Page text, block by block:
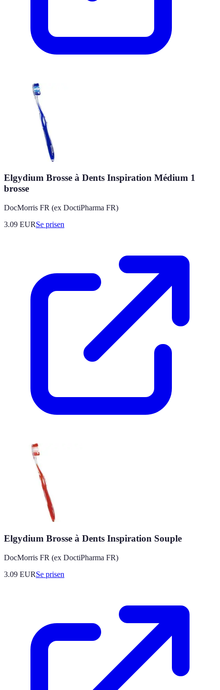
Elgydium Brosse à Dents Inspiration Médium 1
brosse
DocMorris FR (ex DoctiPharma FR)
3.09 EURSe prisen
Elgydium Brosse à Dents Inspiration Souple
DocMorris FR (ex DoctiPharma FR)
3.09 EURSe prisen